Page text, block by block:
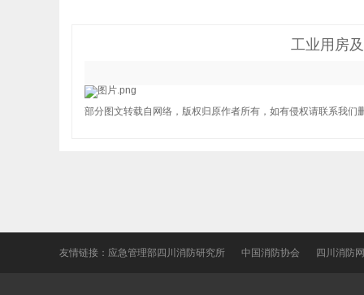
工业用房
部分图文转载自网络，版权归原作者所有，如有侵权请联系我
友情链接： 应急管理部四川消防研究所 中国消防协会 四川消防网